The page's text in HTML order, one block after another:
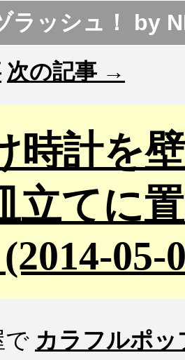
ラッシュ！ by
次の記事 →
時計を
立てに
05-
で カラフルポ